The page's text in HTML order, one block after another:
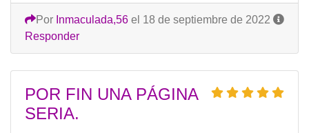
Por Inmaculada,56 el 18 de septiembre de 2022
Responder
POR FIN UNA PÁGINA
SERIA.